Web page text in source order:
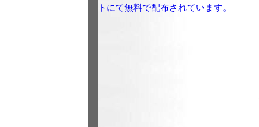
トにて無料で配布されています。